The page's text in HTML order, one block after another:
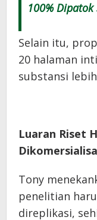
100% Dipatok
Selain itu,
20 halaman
substansi
Luaran Riset
Tony
penelitian
direplikasi,